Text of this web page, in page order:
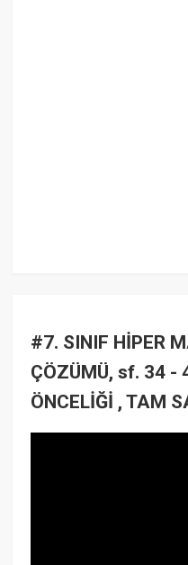
#7. SINIF HİPER
ÇÖZÜMÜ, sf. 34 -
ÖNCELİĞİ , TAM